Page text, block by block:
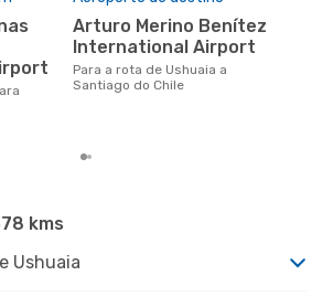
Arturo Merino Benítez
International Airport
Para a rota de Ushuaia a
Santiago do Chile
kms
Ushuaia